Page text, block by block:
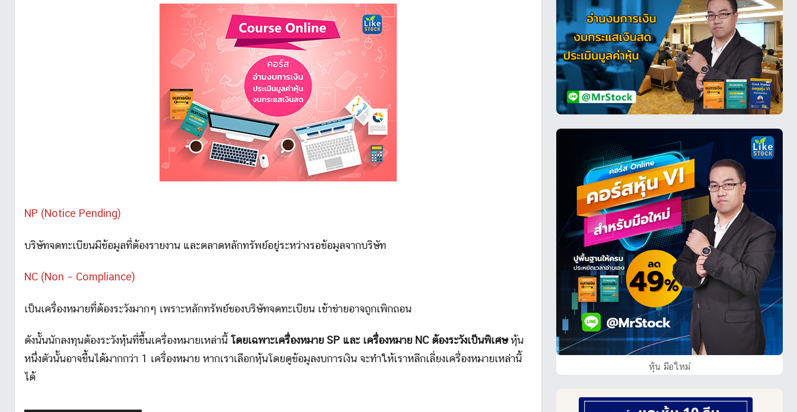
NP (Notice Pending)
บริษัทจดทะเบียนมีข้อมูลที่ต้องรายงาน และตลาดหลักทรัพย์อยู่ระหว่างรอข้อมูลจากบริษัท
NC (Non – Compliance)
เป็นเครื่องหมายที่ต้องระวังมากๆ เพราะหลักทรัพย์ของบริษัทจดทะเบียน เข้าข่ายอาจถูกเพิกถอน
ดังนั้นนักลงทุนต้องระวังหุ้นที่ขึ้นเครื่องหมายเหล่านี้ โดยเฉพาะเครื่องหมาย SP และ เครื่องหมาย NC ต้องระวังเป็นพิเศษหุ้น
หนึ่งตัวนั้นอาจขึ้นได้มากกว่า 1 เครื่องหมาย หากเราเลือกหุ้นโดยดูข้อมูลงบการเงิน จะทำให้เราหลีกเลี่ยงเครื่องหมายเหล่านี้
ได้
▬▬▬▬▬▬▬▬▬▬▬
หุ้น มือใหม่